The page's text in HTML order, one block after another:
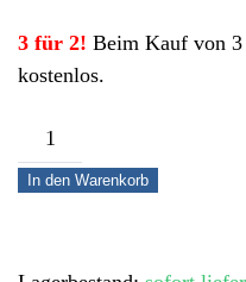
3 für 2! Beim Kauf von
kostenlos.
Kreuz-
Puzzle
Menge
In den Warenkorb